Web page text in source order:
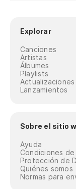
Explorar
Canciones
Artistas
Álbumes
Playlists
Actualizaciones
Lanzamientos
Sobre el sitio
Ayuda
Condiciones
Protección de
Quiénes somos
Normas para